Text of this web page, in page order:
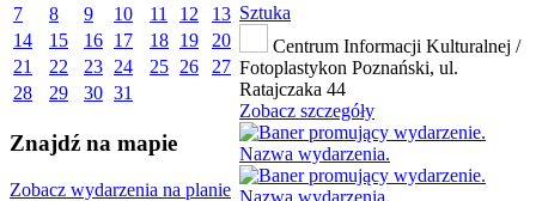
7
8 9 10 11 12
13
14
15 16 17 18 19
20
21
22 23 24 25 26
27
28
29 30 31
Znajdź na mapie
Zobacz wydarzenia na planie
Sztuka
Centrum Informacji Kulturalnej /
Fotoplastykon Poznański, ul.
Ratajczaka 44
Zobacz szczegóły